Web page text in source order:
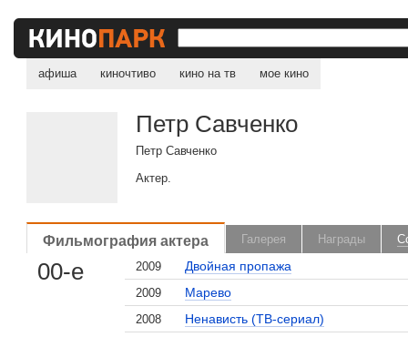
афиша киночтиво кино на тв мое кино
Петр Савченко
Петр Савченко
Актер.
Фильмография актера Галерея Награды
00-е 2009 Двойная пропажа
2009 Марево
2008 Ненависть (ТВ-сериал)
, поделитесь своим мнением